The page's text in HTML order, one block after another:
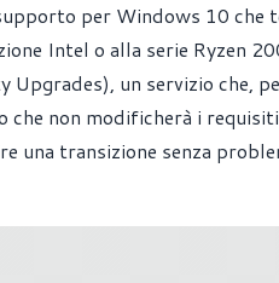
per Windows 10 che
Intel o alla serie Ryzen
Upgrades), un servizio che,
che non modificherà i
una transizione senza